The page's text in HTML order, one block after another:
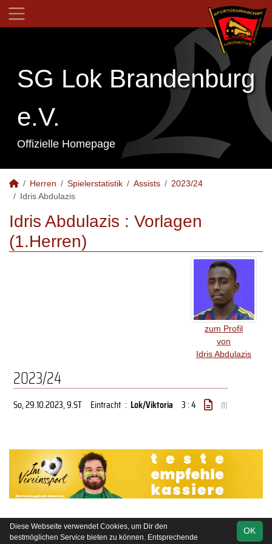
SG Lok Brandenburg
e.V.
Offizielle Homepage
Herren Spielerstatistik Assists
2023/24
Idris Abdulazis
Idris Abdulazis : Vorlagen
(1.Herren)
zum Profil
von
Idris Abdulazis
2023/24
So, 29.10.2023, 9.ST Eintracht : Lok/Viktoria 3 : 4 (1)
soccero.de OK
Diese Webseite verwendet Cookies, um Dir den
bestmöglichen Service bieten zu können. Entsprechende